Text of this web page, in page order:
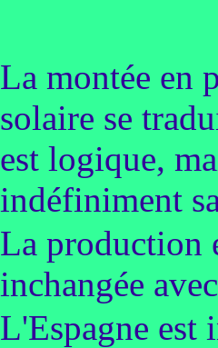
La montée en
solaire se
est logique,
indéfiniment
La production
inchangée
L'Espagne est